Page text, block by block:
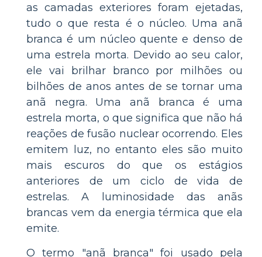
as camadas exteriores foram ejetadas,
tudo o que resta é o núcleo. Uma anã
branca é um núcleo quente e denso de
uma estrela morta. Devido ao seu calor,
ele vai brilhar branco por milhões ou
bilhões de anos antes de se tornar uma
anã negra. Uma anã branca é uma
estrela morta, o que significa que não há
reações de fusão nuclear ocorrendo. Eles
emitem luz, no entanto eles são muito
mais escuros do que os estágios
anteriores de um ciclo de vida de
estrelas. A luminosidade das anãs
brancas vem da energia térmica que ela
emite.
O termo "anã branca" foi usado pela